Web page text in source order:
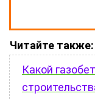
Читайте также:
Какой